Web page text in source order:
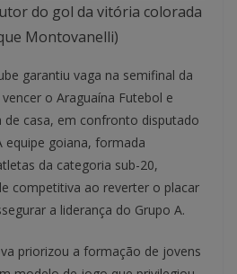
do gol da vitória colorada
Montovanelli)
garantiu vaga na semifinal da
o Araguaína Futebol e
de casa, em confronto disputado
equipe goiana, formada
da categoria sub-20,
competitiva ao reverter o placar
a liderança do Grupo A.
priorizou a formação de jovens